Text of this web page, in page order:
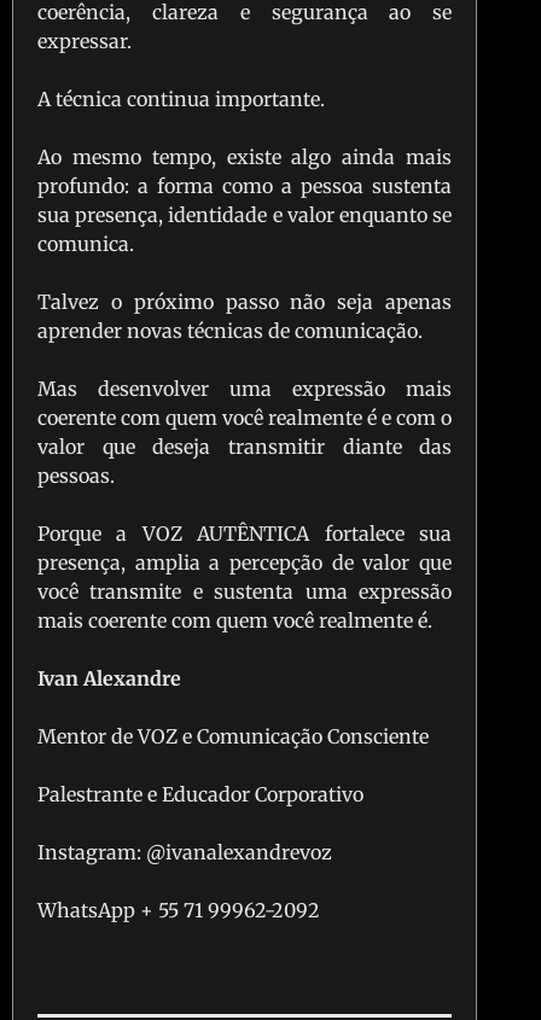
coerência, clareza e segurança ao se
expressar.
A técnica continua importante.
Ao mesmo tempo, existe algo ainda mais
profundo: a forma como a pessoa sustenta
sua presença, identidade e valor enquanto se
comunica.
Talvez o próximo passo não seja apenas
aprender novas técnicas de comunicação.
Mas desenvolver uma expressão mais
coerente com quem você realmente é e com o
valor que deseja transmitir diante das
pessoas.
Porque a VOZ AUTÊNTICA fortalece sua
presença, amplia a percepção de valor que
você transmite e sustenta uma expressão
mais coerente com quem você realmente é.
Ivan Alexandre
Mentor de VOZ e Comunicação Consciente
Palestrante e Educador Corporativo
Instagram: @ivanalexandrevoz
WhatsApp + 55 71 99962-2092